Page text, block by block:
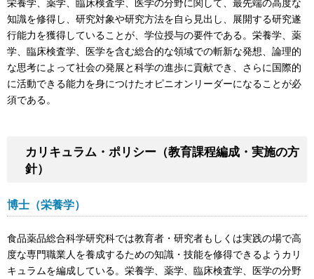
栄養学、薬学、臨床検査学、医学の分野に関して、最先端の高度な
知識を修得し、研究対象や研究方法を自ら見出し、展開する研究遂
行能力を獲得していることが、学位授与の要件である。栄養学、薬
学、臨床検査学、医学を含む総合的な領域での斬新な発想、論理的
な思考によって社会の発展と科学の進歩に貢献でき、さらに国際的
に活動できる能力を身につけたオピニオンリーダーになることが必
須である。
カリキュラム・ポリシー（教育課程編成・実施の方
針）
博士（栄養学）
食品薬品総合科学研究科では教育者・研究者もしくは実践の場で高
度な専門職業人を養成するための知識・技能を修得できるようカリ
キュラムを編成している。栄養学、薬学、臨床検査学、医学の分野